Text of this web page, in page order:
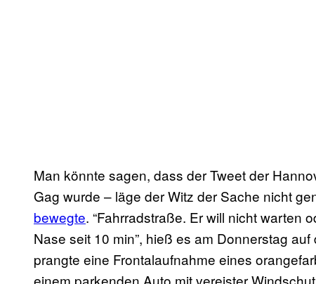
Man könnte sagen, dass der Tweet der
Gag wurde – läge der Witz der Sache nicht
bewegte. “Fahrradstraße. Er will nicht warten
Nase seit 10 min”, hieß es am Donnerstag
prangte eine Frontalaufnahme eines